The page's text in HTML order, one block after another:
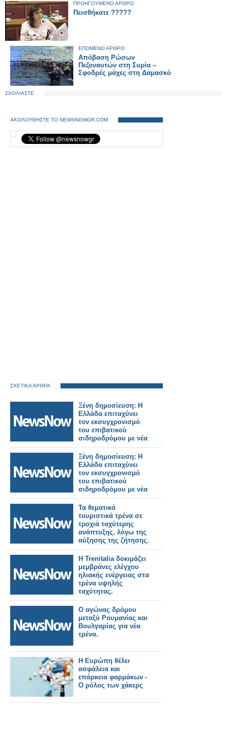
ΠΡΟΗΓΟΥΜΕΝΟ ΑΡΘΡΟ
Πεισθήκατε ?????
ΕΠΟΜΕΝΟ ΑΡΘΡΟ
Απόβαση Ρώσων
Πεζοναυτών στη Συρία –
Σφοδρές μάχες στη Δαμασκό
ΣΧΟΛΙΑΣΤΕ
ΑΚΟΛΟΥΘΗΣΤΕ ΤΟ NEWSNOWGR.COM
ΣΧΕΤΙΚΑ ΑΡΘΡΑ
Ξένη δημοσίευση: Η
Ελλάδα επιταχύνει
τον εκσυγχρονισμό
του επιβατικού
σιδηροδρόμου με νέα
ηλεκτρικά και
υβριδικά τρένα.
Ξένη δημοσίευση: Η
Ελλάδα επιταχύνει
τον εκσυγχρονισμό
του επιβατικού
σιδηροδρόμου με νέα
ηλεκτρικά και
υβριδικά τρένα.
Τα θεματικά
τουριστικά τρένα σε
τροχιά ταχύτερης
ανάπτυξης, λόγω της
αύξησης της ζήτησης.
Η Trenitalia δοκιμάζει
μεμβράνες ελέγχου
ηλιακής ενέργειας στα
τρένα υψηλής
ταχύτητας.
Ο αγώνας δρόμου
μεταξύ Ρουμανίας και
Βουλγαρίας για νέα
τρένα.
Η Ευρώπη θέλει
ασφάλεια και
επάρκεια φαρμάκων -
Ο ρόλος των χάκερς